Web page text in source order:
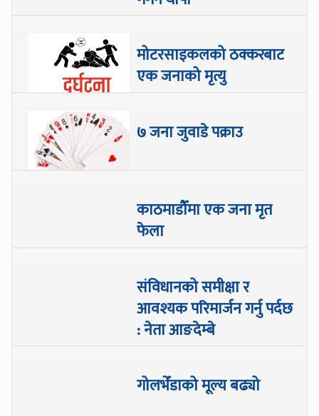
मोटरसाइकलको ठक्करबाट
एक जनाको मृत्यु
७ जना जुवाडे पक्राउ
काठमाडौँमा एक जना मृत
फेला
संविधानको समीक्षा र
आवश्यक परिमार्जन गर्नु पर्दछ
: नेता आङदेम्बे
गोलभेँडाको मूल्य बढ्यो